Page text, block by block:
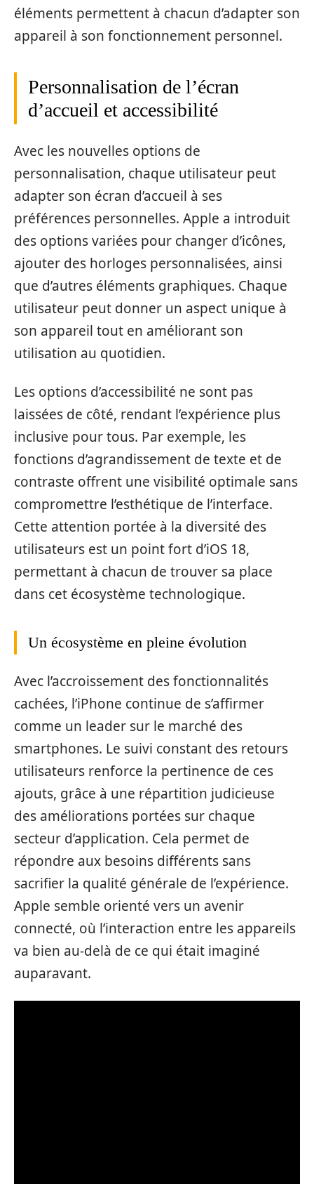
éléments permettent à chacun d’adapter son
appareil à son fonctionnement personnel.
Personnalisation de l’écran
d’accueil et accessibilité
Avec les nouvelles options de
personnalisation, chaque utilisateur peut
adapter son écran d’accueil à ses
préférences personnelles. Apple a introduit
des options variées pour changer d’icônes,
ajouter des horloges personnalisées, ainsi
que d’autres éléments graphiques. Chaque
utilisateur peut donner un aspect unique à
son appareil tout en améliorant son
utilisation au quotidien.
Les options d’accessibilité ne sont pas
laissées de côté, rendant l’expérience plus
inclusive pour tous. Par exemple, les
fonctions d’agrandissement de texte et de
contraste offrent une visibilité optimale sans
compromettre l’esthétique de l’interface.
Cette attention portée à la diversité des
utilisateurs est un point fort d’iOS 18,
permettant à chacun de trouver sa place
dans cet écosystème technologique.
Un écosystème en pleine évolution
Avec l’accroissement des fonctionnalités
cachées, l’iPhone continue de s’affirmer
comme un leader sur le marché des
smartphones. Le suivi constant des retours
utilisateurs renforce la pertinence de ces
ajouts, grâce à une répartition judicieuse
des améliorations portées sur chaque
secteur d’application. Cela permet de
répondre aux besoins différents sans
sacrifier la qualité générale de l’expérience.
Apple semble orienté vers un avenir
connecté, où l’interaction entre les appareils
va bien au-delà de ce qui était imaginé
auparavant.